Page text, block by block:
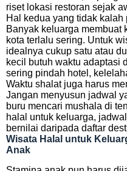
riset lokasi restoran sejak
Hal kedua yang tidak
Banyak keluarga membuat
kota terlalu sering. Untuk
idealnya cukup satu atau
kecil butuh waktu adaptasi
sering pindah hotel,
Waktu shalat juga harus
Jangan menyusun jadwal
buru mencari mushala di
halal untuk keluarga,
bernilai daripada daftar
Wisata Halal untuk
Anak